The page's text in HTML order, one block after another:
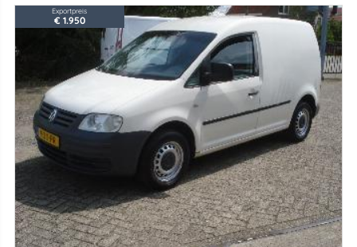
Exportpreis
€ 1.950